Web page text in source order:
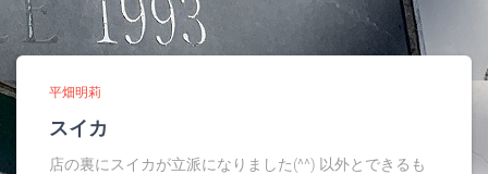
平畑明莉
スイカ
店の裏にスイカが立派になりました(^^) 以外とできるも